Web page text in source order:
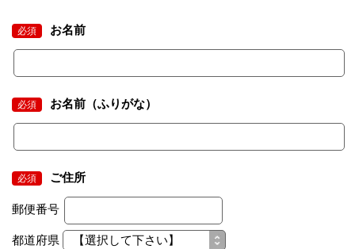
必須 お名前
必須 お名前（ふりがな）
必須 ご住所
郵便番号
都道府県